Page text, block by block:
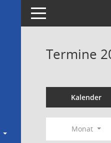
Toggle navigation
Termine
Kalender
Monat